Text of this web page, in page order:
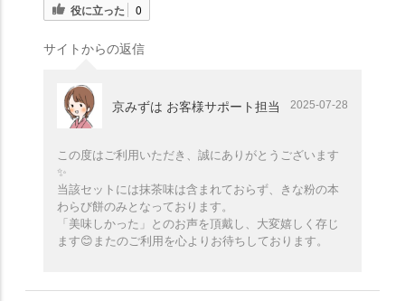
役に立った 0
サイトからの返信
京みずは お客様サポート担当 2025-07-28
この度はご利用いただき、誠にありがとうございます
✨️
当該セットには抹茶味は含まれておらず、きな粉の本
わらび餅のみとなっております。
「美味しかった」とのお声を頂戴し、大変嬉しく存じ
ます😊またのご利用を心よりお待ちしております。